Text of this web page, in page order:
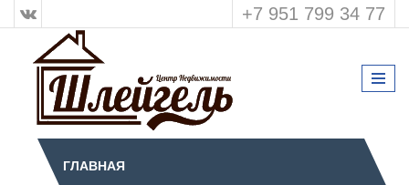
+7 951 799 34 77
ГЛАВНАЯ